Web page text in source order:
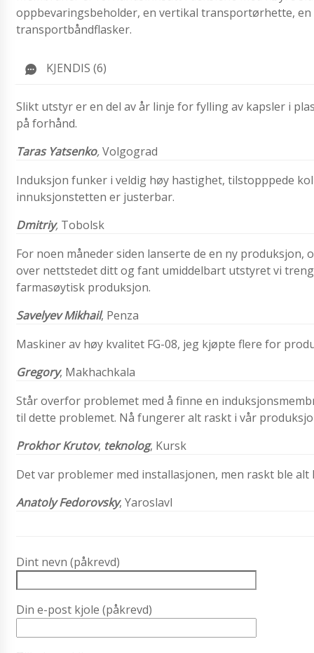
oppbevaringsbeholder, en vertikal transportørhette,
transportbåndflasker.
KJENDIS (6)
Slikt utstyr er en del av år linje for fylling av kapsler i
på forhånd.
Taras Yatsenko,Volgograd
Induksjon funker i veldig høy hastighet, tilstopppede
innuksjonstetten er justerbar.
Dmitriy, Tobolsk
For noen måneder siden lanserte de en ny produksjon,
over nettstedet ditt og fant umiddelbart utstyret vi
farmasøytisk produksjon.
Savelyev Mikhail, Penza
Maskiner av høy kvalitet FG-08, jeg kjøpte flere for
Gregory, Makhachkala
Står overfor problemet med å finne en
til dette problemet. Nå fungerer alt raskt i vår
Prokhor Krutov, teknolog, Kursk
Det var problemer med installasjonen, men raskt ble
Anatoly Fedorovsky, Yaroslavl
Dint nevn (påkrevd)
Din e-post kjole (påkrevd)